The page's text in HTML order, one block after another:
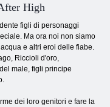
High
figli di personaggi
Ma ora noi non siamo
e altri eroi delle fiabe.
Riccioli d'oro,
male, figli principe
dei loro genitori e fare la